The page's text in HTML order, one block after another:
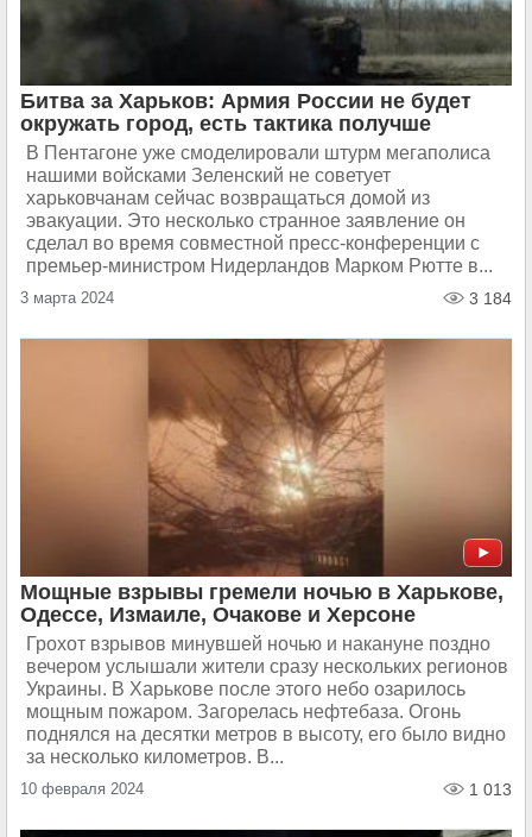
Битва за Харьков: Армия России не будет
окружать город, есть тактика получше
В Пентагоне уже смоделировали штурм мегаполиса
нашими войсками Зеленский не советует
харьковчанам сейчас возвращаться домой из
эвакуации. Это несколько странное заявление он
сделал во время совместной пресс-конференции с
премьер-министром Нидерландов Марком Рютте в...
3 марта 2024 3 184
Мощные взрывы гремели ночью в Харькове,
Одессе, Измаиле, Очакове и Херсоне
Грохот взрывов минувшей ночью и накануне поздно
вечером услышали жители сразу нескольких регионов
Украины. В Харькове после этого небо озарилось
мощным пожаром. Загорелась нефтебаза. Огонь
поднялся на десятки метров в высоту, его было видно
за несколько километров. В...
10 февраля 2024 1 013